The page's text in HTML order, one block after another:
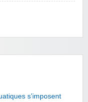
s’imposent